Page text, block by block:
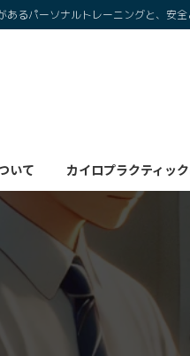
あるパーソナルトレーニングと、安
いて カイロプラクティッ